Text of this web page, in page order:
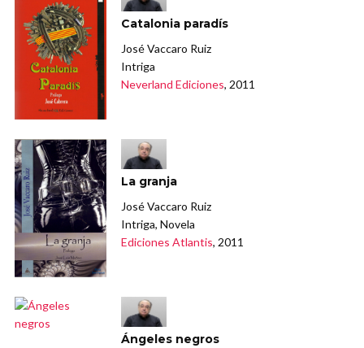
Catalonia paradís
José Vaccaro Ruiz
Intriga
Neverland Ediciones, 2011
La granja
José Vaccaro Ruiz
Intriga, Novela
Ediciones Atlantis, 2011
Ángeles negros